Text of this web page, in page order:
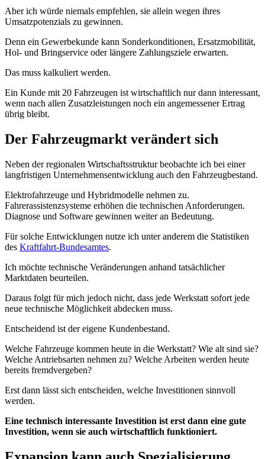
Aber ich würde niemals empfehlen, sie allein wegen ihres
Umsatzpotenzials zu gewinnen.
Denn ein Gewerbekunde kann Sonderkonditionen, Ersatzmobilität,
Hol- und Bringservice oder längere Zahlungsziele erwarten.
Das muss kalkuliert werden.
Ein Kunde mit 20 Fahrzeugen ist wirtschaftlich nur dann interessant,
wenn nach allen Zusatzleistungen noch ein angemessener Ertrag
übrig bleibt.
Der Fahrzeugmarkt verändert sich
Neben der regionalen Wirtschaftsstruktur beobachte ich bei einer
langfristigen Unternehmensentwicklung auch den Fahrzeugbestand.
Elektrofahrzeuge und Hybridmodelle nehmen zu.
Fahrerassistenzsysteme erhöhen die technischen Anforderungen.
Diagnose und Software gewinnen weiter an Bedeutung.
Für solche Entwicklungen nutze ich unter anderem die Statistiken
des Kraftfahrt-Bundesamtes.
Ich möchte technische Veränderungen anhand tatsächlicher
Marktdaten beurteilen.
Daraus folgt für mich jedoch nicht, dass jede Werkstatt sofort jede
neue technische Möglichkeit abdecken muss.
Entscheidend ist der eigene Kundenbestand.
Welche Fahrzeuge kommen heute in die Werkstatt? Wie alt sind sie?
Welche Antriebsarten nehmen zu? Welche Arbeiten werden heute
bereits fremdvergeben?
Erst dann lässt sich entscheiden, welche Investitionen sinnvoll
werden.
Eine technisch interessante Investition ist erst dann eine gute
Investition, wenn sie auch wirtschaftlich funktioniert.